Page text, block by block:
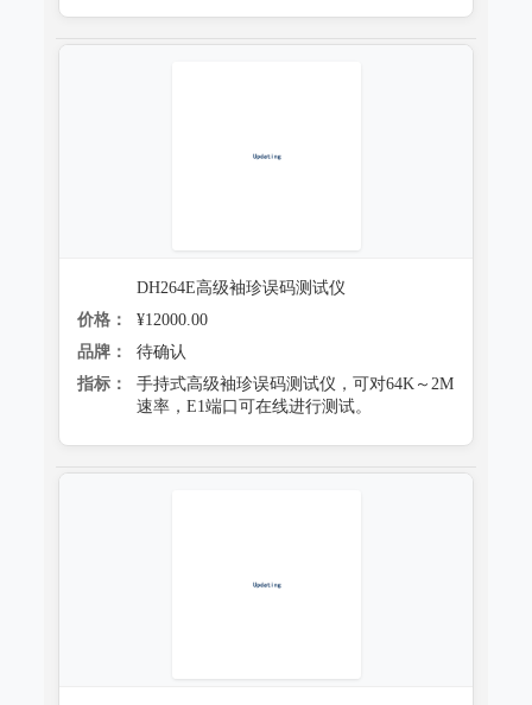
DH264E高级袖珍误码测试仪
价格：
¥12000.00
品牌：
待确认
指标：
手持式高级袖珍误码测试仪，可对64K～2M
速率，E1端口可在线进行测试。